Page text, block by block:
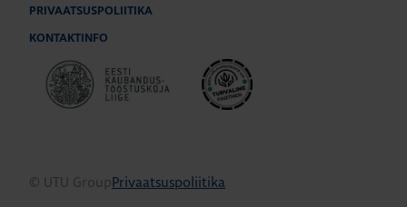
PRIVAATSUSPOLIITIKA
KONTAKTINFO
© UTU GroupPrivaatsuspoliitika